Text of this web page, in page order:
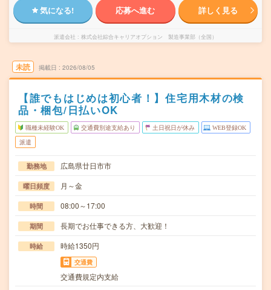
気になる! 応募へ進む 詳しく見る
派遣会社 株式会社綜合キャリアオプション 製造事業部（全国）
未読 掲載日 2026/08/05
【誰でもはじめは初心者！】住宅用木材の検
品・梱包/日払いOK
職種未経験OK 交通費別途支給あり 土日祝日が休み WEB登録OK
派遣
勤務地 広島県廿日市市
曜日頻度 月～金
時間 08:00～17:00
期間 長期でお仕事できる方、大歓迎！
時給 時給1350円
交通費
交通費規定内支給